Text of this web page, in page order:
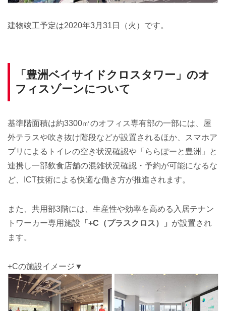
建物竣工予定は2020年3月31日（火）です。
「豊洲ベイサイドクロスタワー」のオ
フィスゾーンについて
基準階面積は約3300㎡のオフィス専有部の一部には、屋
外テラスや吹き抜け階段などが設置されるほか、スマホア
プリによるトイレの空き状況確認や「ららぽーと豊洲」と
連携し一部飲食店舗の混雑状況確認・予約が可能になるな
ど、ICT技術による快適な働き方が推進されます。
また、共用部3階には、生産性や効率を高める入居テナン
トワーカー専用施設 「+C（プラスクロス）」 が設置され
ます。
+Cの施設イメージ▼